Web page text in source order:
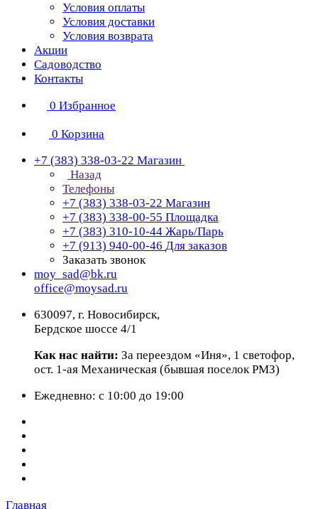
Условия оплаты
Условия доставки
Условия возврата
Акции
Садоводство
Контакты
0 Избранное
0 Корзина
+7 (383) 338-03-22 Магазин
Назад
Телефоны
+7 (383) 338-03-22 Магазин
+7 (383) 338-00-55 Площадка
+7 (383) 310-10-44 Жарь/Парь
+7 (913) 940-00-46 Для заказов
Заказать звонок
moy_sad@bk.ru
office@moysad.ru
630097, г. Новосибирск,
Бердское шоссе 4/1
Как нас найти: За переездом «Иня», 1 светофор,
ост. 1-ая Механическая (бывшая поселок РМЗ)
Ежедневно: с 10:00 до 19:00
Главная